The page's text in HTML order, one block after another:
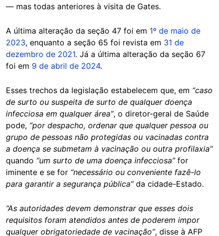
— mas todas anteriores à visita de Gates.
A última alteração da seção 47 foi em 1º de maio de
2023, enquanto a seção 65 foi revista em 31 de
dezembro de 2021. Já a última alteração da seção 67
foi em 9 de abril de 2024.
Esses trechos da legislação estabelecem que, em “caso
de surto ou suspeita de surto de qualquer doença
infecciosa em qualquer área”, o diretor-geral de Saúde
pode, “por despacho, ordenar que qualquer pessoa ou
grupo de pessoas não protegidas ou vacinadas contra
a doença se submetam à vacinação ou outra profilaxia”
quando “um surto de uma doença infecciosa”for
iminente e se for “necessário ou conveniente fazê-lo
para garantir a segurança pública” da cidade-Estado.
“As autoridades devem demonstrar que esses dois
requisitos foram atendidos antes de poderem impor
qualquer obrigatoriedade de vacinação”, disse à AFP